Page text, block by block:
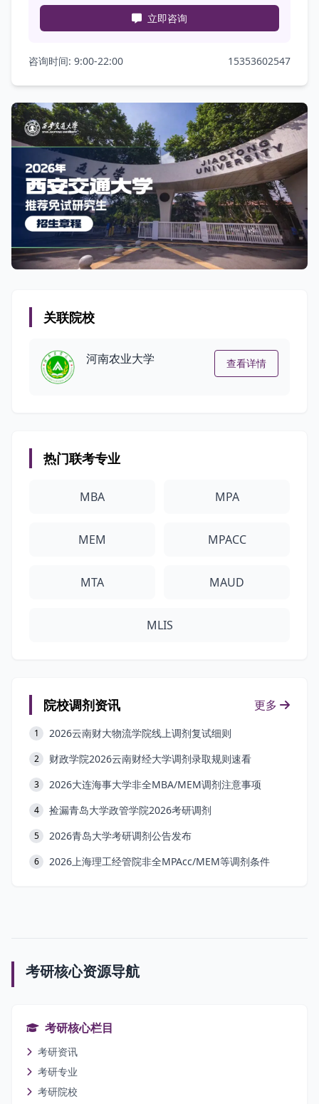
立即咨询
咨询时间: 9:00-22:00 15353602547
关联院校
河南农业大学 查看详情
热门联考专业
MBA MPA
MEM MPACC
MTA MAUD
MLIS
院校调剂资讯 更多
1 2026云南财大物流学院线上调剂复试细则
2 财政学院2026云南财经大学调剂录取规则速看
3 2026大连海事大学非全MBA/MEM调剂注意事项
4 捡漏青岛大学政管学院2026考研调剂
5 2026青岛大学考研调剂公告发布
6 2026上海理工经管院非全MPAcc/MEM等调剂条件
考研核心资源导航
考研核心栏目
考研资讯
考研专业
考研院校